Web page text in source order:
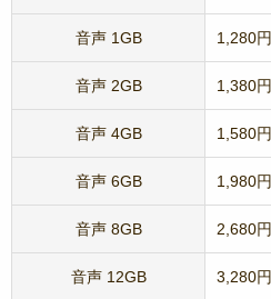
音声 1GB 1,280円
音声 2GB 1,380円
音声 4GB 1,580円
音声 6GB 1,980円
音声 8GB 2,680円
音声 12GB 3,280円